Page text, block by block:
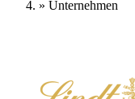
» Unternehmen